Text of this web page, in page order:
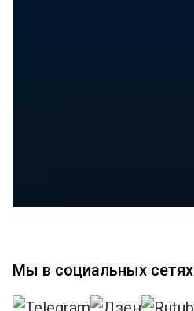
Мы в социальных сетях